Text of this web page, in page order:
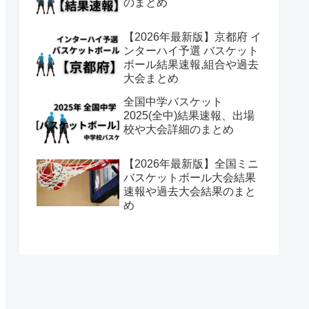
のまとめ
【2026年最新版】京都府 イ
ンターハイ予選 バスケット
ボール結果速報,組合や過去
大会まとめ
全国中学バスケット
2025(全中)結果速報、出場
校や大会詳細のまとめ
【2026年最新版】全国ミニ
バスケットボール大会結果
速報や過去大会結果のまと
め